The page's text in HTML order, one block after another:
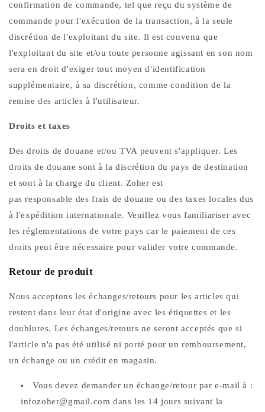
confirmation de commande, tel que reçu du système de
commande pour l'exécution de la transaction, à la seule
discrétion de l'exploitant du site. Il est convenu que
l'exploitant du site et/ou toute personne agissant en son nom
sera en droit d'exiger tout moyen d'identification
supplémentaire, à sa discrétion, comme condition de la
remise des articles à l'utilisateur.
Droits et taxes
Des droits de douane et/ou TVA peuvent s'appliquer. Les
droits de douane sont à la discrétion du pays de destination
et sont à la charge du client. Zoher est
pas responsable des frais de douane ou des taxes locales dus
à l'expédition internationale. Veuillez vous familiariser avec
les réglementations de votre pays car le paiement de ces
droits peut être nécessaire pour valider votre commande.
Retour de produit
Nous acceptons les échanges/retours pour les articles qui
restent dans leur état d'origine avec les étiquettes et les
doublures. Les échanges/retours ne seront acceptés que si
l'article n'a pas été utilisé ni porté pour un remboursement,
un échange ou un crédit en magasin.
Vous devez demander un échange/retour par e-mail à :
infozoher@gmail.com dans les 14 jours suivant la